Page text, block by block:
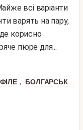
всі варіанти
варять на пару,
корисно
пюре для...
,
БОЛГАРСЬКИЙ ПЕРЕЦЬ